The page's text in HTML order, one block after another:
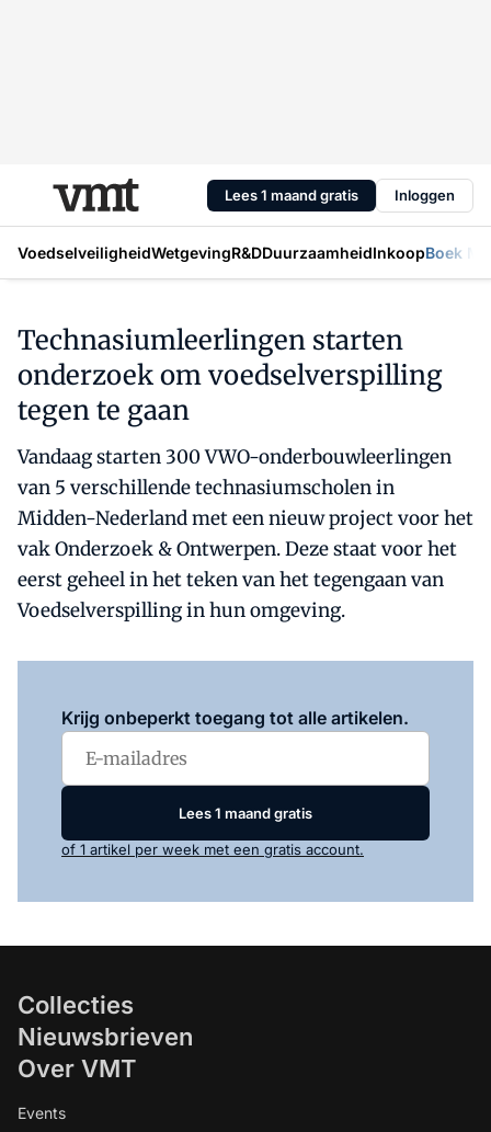
Lees 1 maand gratis Inloggen
VoedselveiligheidWetgevingR&DDuurzaamheidInkoopBoek
Technasiumleerlingen starten
onderzoek om voedselverspilling
tegen te gaan
Vandaag starten 300 VWO-onderbouwleerlingen
van 5 verschillende technasiumscholen in
Midden-Nederland met een nieuw project voor het
vak Onderzoek & Ontwerpen. Deze staat voor het
eerst geheel in het teken van het tegengaan van
Voedselverspilling in hun omgeving.
Krijg onbeperkt toegang tot alle artikelen.
Lees 1 maand gratis
of 1 artikel per week met een gratis account.
Collecties
Nieuwsbrieven
Over VMT
Events